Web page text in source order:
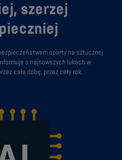
szerzej
oparty na sztucznej
o najnowszych lukach w
całą dobę, przez cały rok.